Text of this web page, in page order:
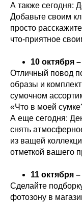
А также сегодня:
Добавьте своим
просто
что-приятное
10 октября
Отличный повод
образы и
сумочном
«Что в моей
А еще сегодня:
снять
из ващей
отметкой вашего
11 октября
Сделайте
фотозону в